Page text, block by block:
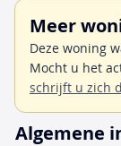
Meer
Deze woning
Mocht u het
schrijft u zich
Algemene